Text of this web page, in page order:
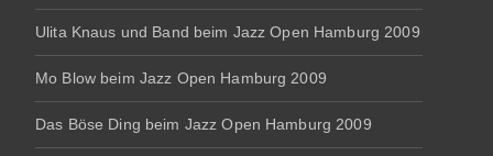
Ulita Knaus und Band beim Jazz Open Hamburg 2009
Mo Blow beim Jazz Open Hamburg 2009
Das Böse Ding beim Jazz Open Hamburg 2009